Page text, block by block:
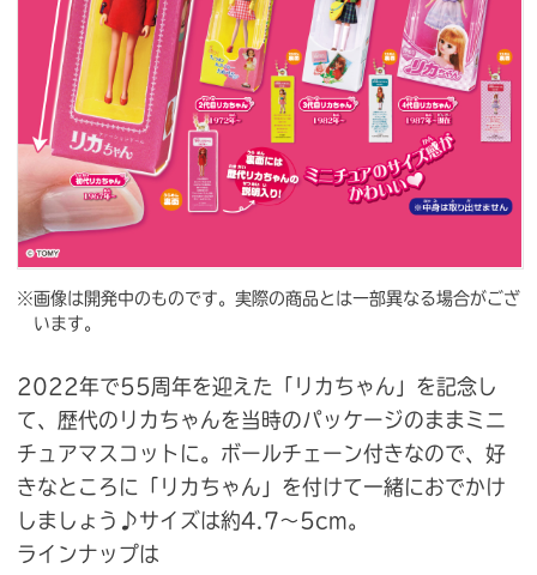
※画像は開発中のものです。実際の商品とは一部異なる場合がござ
います。
2022年で55周年を迎えた「リカちゃん」を記念し
て、歴代のリカちゃんを当時のパッケージのままミニ
チュアマスコットに。ボールチェーン付きなので、好
きなところに「リカちゃん」を付けて一緒におでかけ
しましょう♪サイズは約4.7〜5cm。
ラインナップは